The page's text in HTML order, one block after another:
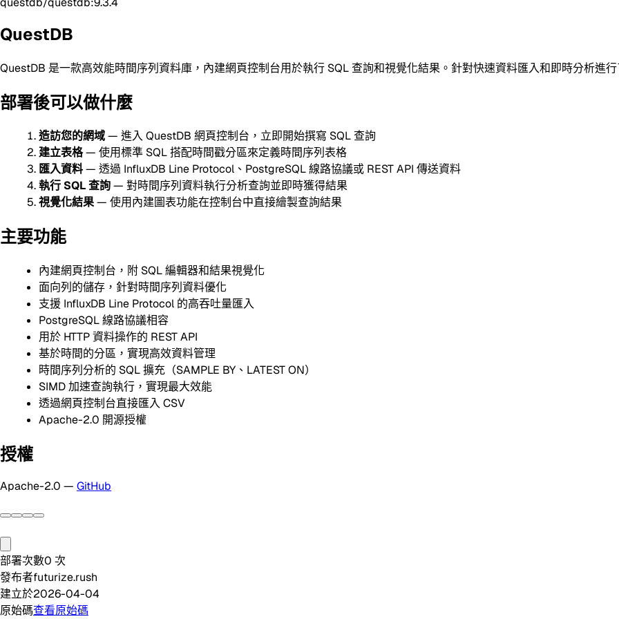
QuestDB
QuestDB 是一款高效能時間序列資料庫，內建網頁控制台用於執行 SQL 查詢和視覺化結果。針對快速資料匯入和即時分析進行
部署後可以做什麼
造訪您的網域— 進入 QuestDB 網頁控制台，立即開始撰寫 SQL 查詢
建立表格— 使用標準 SQL 搭配時間戳分區來定義時間序列表格
匯入資料— 透過 InfluxDB Line Protocol、PostgreSQL 線路協議或 REST API 傳送資料
執行 SQL 查詢— 對時間序列資料執行分析查詢並即時獲得結果
視覺化結果— 使用內建圖表功能在控制台中直接繪製查詢結果
主要功能
內建網頁控制台，附 SQL 編輯器和結果視覺化
面向列的儲存，針對時間序列資料優化
支援 InfluxDB Line Protocol 的高吞吐量匯入
PostgreSQL 線路協議相容
用於 HTTP 資料操作的 REST API
基於時間的分區，實現高效資料管理
時間序列分析的 SQL 擴充（SAMPLE BY、LATEST ON）
SIMD 加速查詢執行，實現最大效能
透過網頁控制台直接匯入 CSV
Apache-2.0 開源授權
授權
Apache-2.0 — GitHub
部署次數0 次
發布者futurize.rush
建立於2026-04-04
原始碼查看原始碼